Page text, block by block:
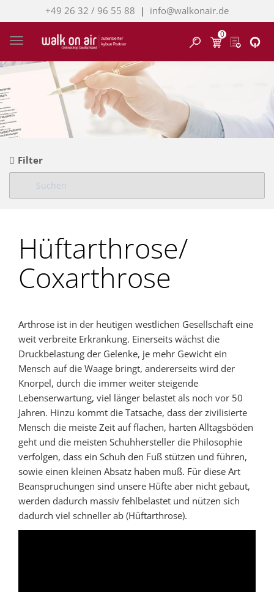
+49 26 32 / 96 55 88 | info@walkonair.de
Toggle navigation Finden
0
Filter
Hüftarthrose/
Coxarthrose
Arthrose ist in der heutigen westlichen Gesellschaft eine
weit verbreite Erkrankung. Einerseits wächst die
Druckbelastung der Gelenke, je mehr Gewicht ein
Mensch auf die Waage bringt, andererseits wird der
Knorpel, durch die immer weiter steigende
Lebenserwartung, viel länger belastet als noch vor 50
Jahren. Hinzu kommt die Tatsache, dass der zivilisierte
Mensch die meiste Zeit auf flachen, harten Alltagsböden
geht und die meisten Schuhhersteller die Philosophie
verfolgen, dass ein Schuh den Fuß stützen und führen,
sowie einen kleinen Absatz haben muß. Für diese Art
Beanspruchungen sind unsere Hüfte aber nicht gebaut,
werden dadurch massiv fehlbelastet und nützen sich
dadurch viel schneller ab (Hüftarthrose).